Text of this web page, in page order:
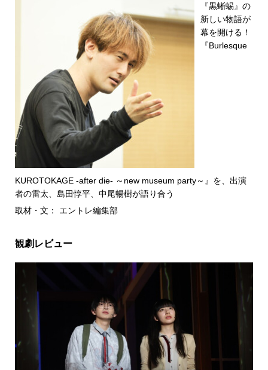
『黒蜥蜴』の
新しい物語が
幕を開ける！
『Burlesque
KUROTOKAGE -after die- ～new museum party～』を、出演
者の雷太、島田惇平、中尾暢樹が語り合う
取材・文： エントレ編集部
観劇レビュー